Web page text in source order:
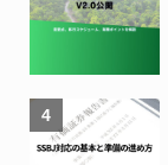
4